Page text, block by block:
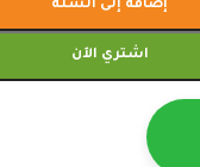
إضافة إلى السلة
اشتري الآن